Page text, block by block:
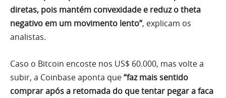
diretas, pois mantém convexidade e reduz o theta
negativo em um movimento lento”, explicam os
analistas.
Caso o Bitcoin encoste nos US$ 60.000, mas volte a
subir, a Coinbase aponta que“faz mais sentido
comprar após a retomada do que tentar pegar a faca